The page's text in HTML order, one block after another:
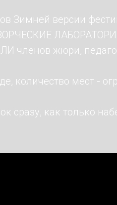
Зимней версии
жюри,
количество мест -
сразу, как только